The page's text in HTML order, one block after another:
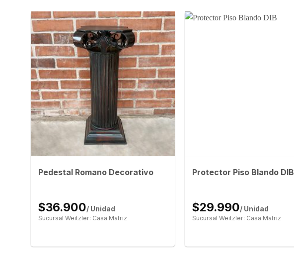
Pedestal Romano Decorativo
$36.900/ Unidad
Sucursal Weitzler: Casa Matriz
Protector Piso Blando DIB
$29.990/ Unidad
Sucursal Weitzler: Casa Matriz